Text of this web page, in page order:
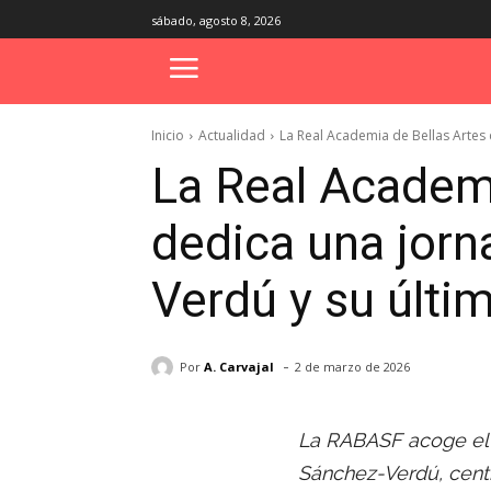
sábado, agosto 8, 2026
Inicio Actualidad La Real Academia de Bellas
La Real
dedica una
Verdú y su
Por A. Carvajal - 2 de marzo de 2026
La RABASF acoge
Sánchez-Verdú,